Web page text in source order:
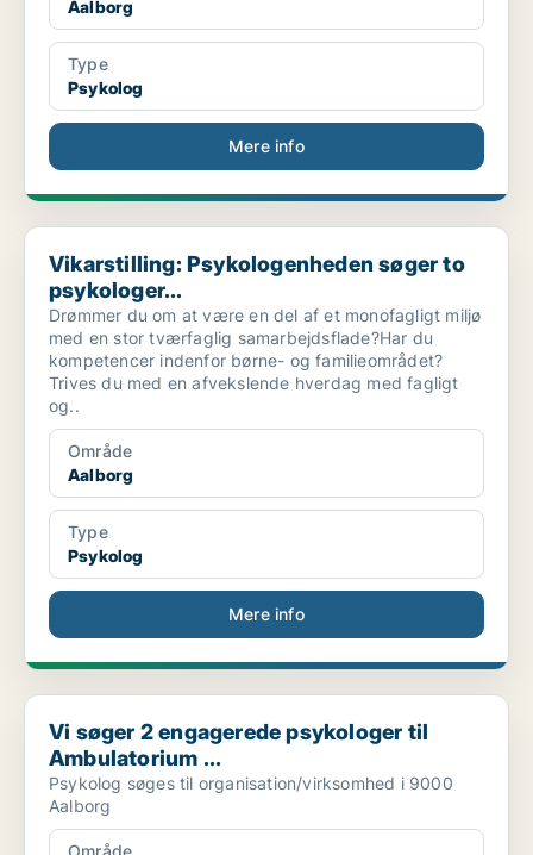
Aalborg
Type
Psykolog
Mere info
Vikarstilling: Psykologenheden søger to psykologer...
Vikarstilling: Psykologenheden søger to
psykologer...
Drømmer du om at være en del af et monofagligt miljø
med en stor tværfaglig samarbejdsflade?Har du
kompetencer indenfor børne- og familieområdet?
Trives du med en afvekslende hverdag med fagligt
og..
Område
Aalborg
Type
Psykolog
Mere info
Vi søger 2 engagerede psykologer til Ambulatorium ...
Vi søger 2 engagerede psykologer til
Ambulatorium ...
Psykolog søges til organisation/virksomhed i 9000
Aalborg